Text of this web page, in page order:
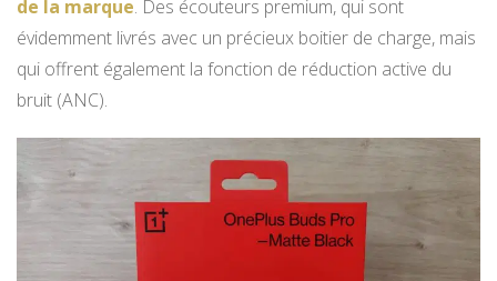
de la marque. Des écouteurs premium, qui sont
évidemment livrés avec un précieux boitier de charge, mais
qui offrent également la fonction de réduction active du
bruit (ANC).